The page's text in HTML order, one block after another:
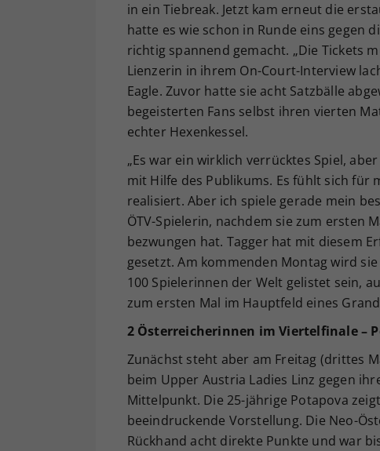
in ein Tiebreak. Jetzt kam erneut die
hatte es wie schon in Runde eins gegen
richtig spannend gemacht. „Die Tickets
Lienzerin in ihrem On-Court-Interview
Eagle. Zuvor hatte sie acht Satzbälle
begeisterten Fans selbst ihren vierten
echter Hexenkessel.
„Es war ein wirklich verrücktes Spiel,
mit Hilfe des Publikums. Es fühlt sich für
realisiert. Aber ich spiele gerade mein
ÖTV-Spielerin, nachdem sie zum ersten
bezwungen hat. Tagger hat mit diesem
gesetzt. Am kommenden Montag wird
100 Spielerinnen der Welt gelistet sein,
zum ersten Mal im Hauptfeld eines
2 Österreicherinnen im Viertelfinale –
Zunächst steht aber am Freitag (drittes
beim Upper Austria Ladies Linz gegen
Mittelpunkt. Die 25-jährige Potapova
beeindruckende Vorstellung. Die Neo-
Rückhand acht direkte Punkte und war